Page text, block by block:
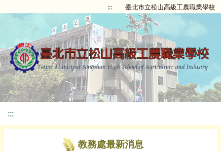
::: 臺北市立松山高級工農職業學校
:::
教務處最新消息